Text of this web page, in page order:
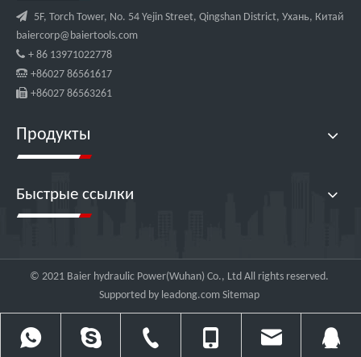
 5F, Torch Tower, No. 54 Yejin Street, Qingshan District, Ухань, Китай
baiercorp@baiertools.com
 + 86 13971022778
 +86027 86561617
 +86027 86563261
Продукты
Быстрые ссылки
© 2021 Baier hydraulic Power(Wuhan) Co., Ltd All rights reserved.
Supported by leadong.com Sitemap